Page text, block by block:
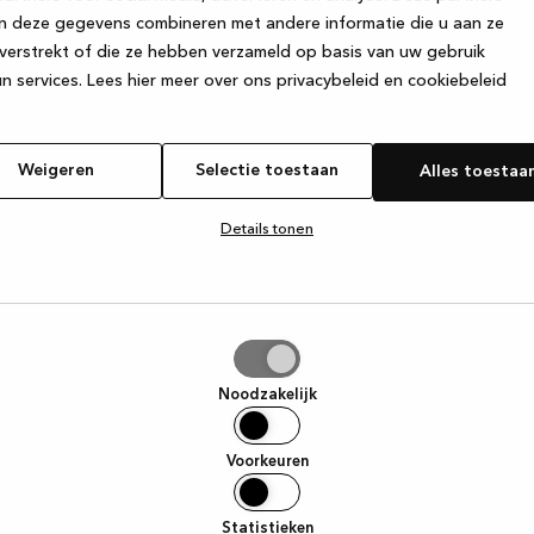
deze gegevens combineren met andere informatie die u aan ze
of die ze hebben verzameld op basis van uw gebruik
services. Lees hier meer over ons privacybeleid en cookiebeleid
Weigeren Selectie toestaan Alles
Details tonen
Noodzakelijk
Voorkeuren
Statistieken
has occurred while loadingwww.kvik.be (see the